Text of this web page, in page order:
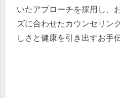
いたアプローチを採用し、
ズに合わせたカウンセリン
しさと健康を引き出すお手